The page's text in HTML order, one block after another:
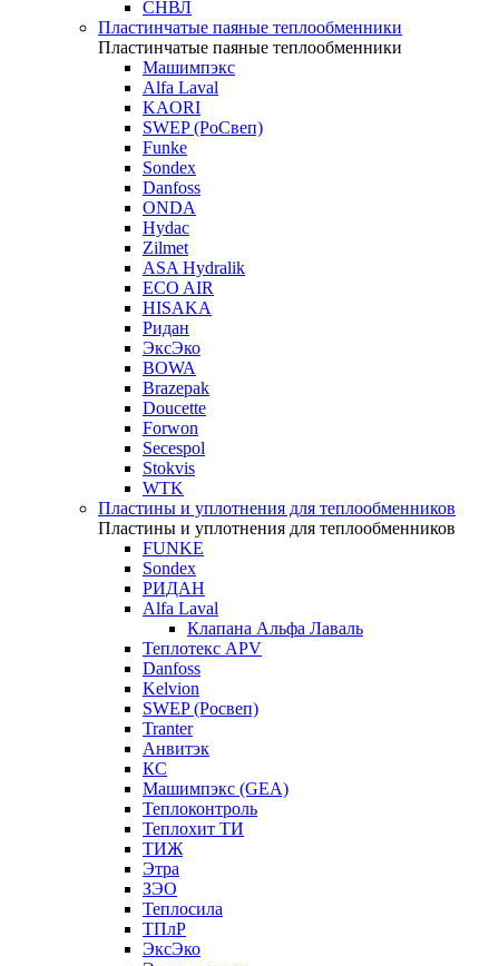
СНВЛ
Пластинчатые паяные теплообменники
Пластинчатые паяные теплообменники
Машимпэкс
Alfa Laval
KAORI
SWEP (РоСвеп)
Funke
Sondex
Danfoss
ONDA
Hydac
Zilmet
ASA Hydralik
ECO AIR
HISAKA
Ридан
ЭксЭко
BOWA
Brazepak
Doucette
Forwon
Secespol
Stokvis
WTK
Пластины и уплотнения для теплообменников
Пластины и уплотнения для теплообменников
FUNKE
Sondex
РИДАН
Alfa Laval
Клапана Альфа Лаваль
Теплотекс APV
Danfoss
Kelvion
SWEP (Росвеп)
Tranter
Анвитэк
КС
Машимпэкс (GEA)
Теплоконтроль
Теплохит ТИ
ТИЖ
Этра
ЗЭО
Теплосила
ТПлР
ЭксЭко